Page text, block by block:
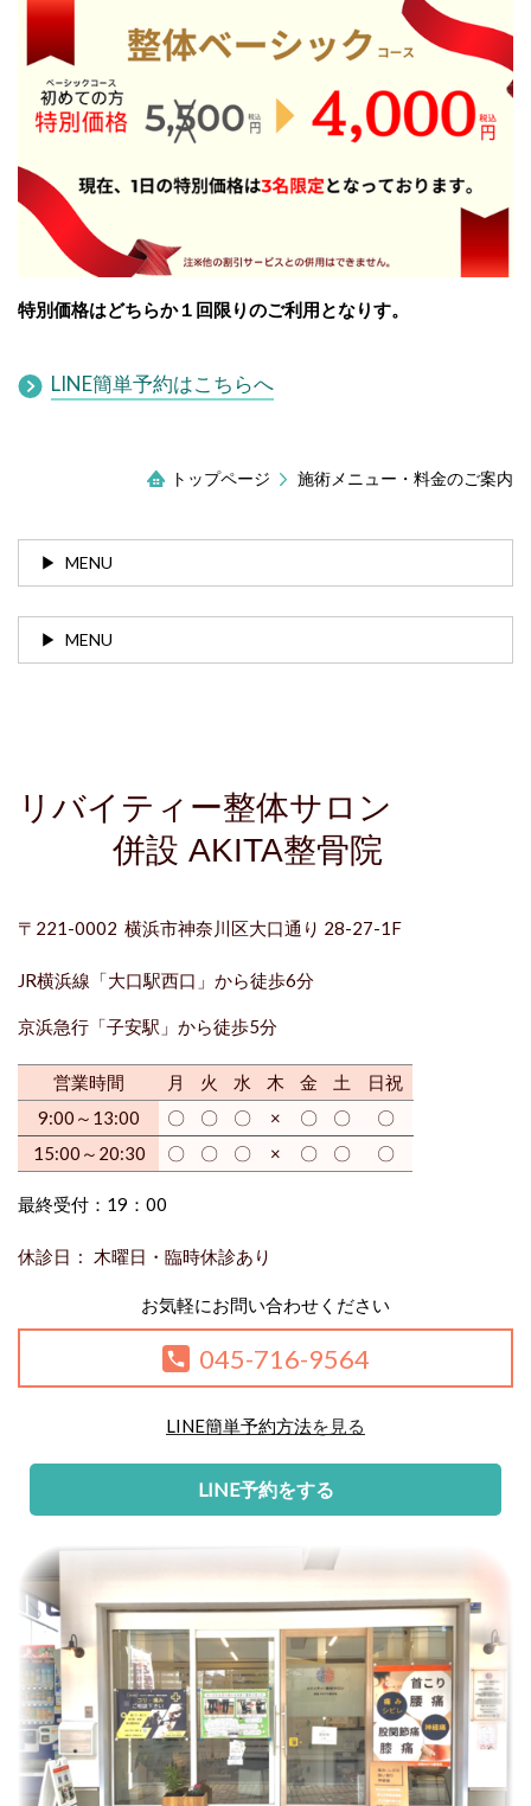
特別価格はどちらか１回限りのご利用となりす。
LINE簡単予約はこちらへ
トップページ 施術メニュー・料金のご案内
MENU
MENU
リバイティー整体サロン
併設 AKITA整骨院
〒221-0002 横浜市神奈川区大口通り 28-27-1F
JR横浜線「大口駅西口 」から徒歩6分
京浜急行「子安駅 」から徒歩5分
営業時間 月 火 水 木 金 土
日祝
9:00～13:00
〇 〇 〇 × 〇 〇
〇
15:00～20:30
〇 〇 〇 × 〇 〇 〇
最終受付：19：00
休診日 : 木曜日・ 臨時休診あり
お気軽にお問い合わせください
045-716-9564
LINE簡単予約方法を見る
LINE予約をする